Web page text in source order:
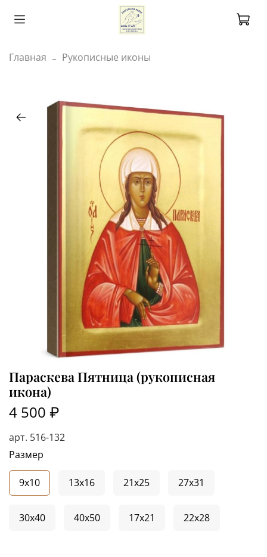
Главная Рукописные иконы
арт. 516-132
Параскева Пятница (рукописная
икона)
4 500 ₽
Размер
9x10 13x16 21x25 27x31
30x40 40x50 17x21 22x28